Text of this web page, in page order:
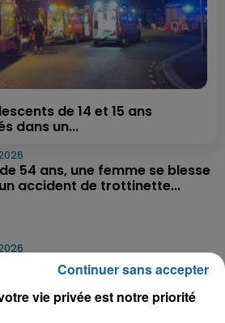
de 14 et 15 ans
dans un...
54 ans, une femme se blesse
accident de trottinette...
gravement blessée dans
à Bazinghen
vie privée est notre priorité
Continuer sans accepter